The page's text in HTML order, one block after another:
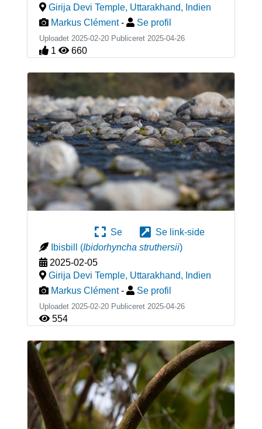
Girija Devi Temple, Uttarakhand, Indien
Markus Clément - Se profil
Uploadet 2025-02-20 Publiceret 2025-04-26
1 660
Se
Se link-side
Ibisbill
(Ibidorhyncha struthersii)
2025-02-05
Girija Devi Temple, Uttarakhand, Indien
Markus Clément - Se profil
Uploadet 2025-02-20 Publiceret 2025-04-26
554